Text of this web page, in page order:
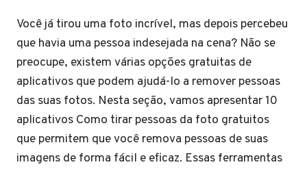
Você já tirou uma foto incrível, mas depois percebeu
que havia uma pessoa indesejada na cena? Não se
preocupe, existem várias opções gratuitas de
aplicativos que podem ajudá-lo a remover pessoas
das suas fotos. Nesta seção, vamos apresentar 10
aplicativos Como tirar pessoas da foto gratuitos
que permitem que você remova pessoas de suas
imagens de forma fácil e eficaz. Essas ferramentas